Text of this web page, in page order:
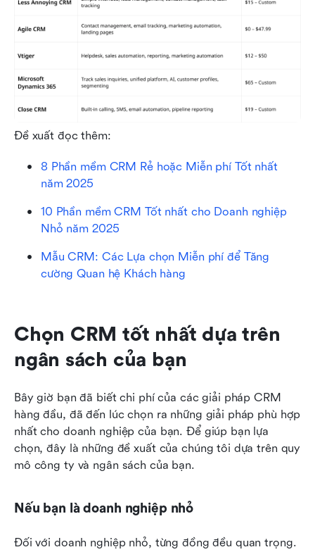
Đề xuất đọc thêm:
8 Phần mềm CRM Rẻ hoặc Miễn phí Tốt nhất
năm 2025
10 Phần mềm CRM Tốt nhất cho Doanh nghiệp
Nhỏ năm 2025
Mẫu CRM: Các Lựa chọn Miễn phí để Tăng
cường Quan hệ Khách hàng
Chọn CRM tốt nhất dựa trên
ngân sách của bạn
Bây giờ bạn đã biết chi phí của các giải pháp CRM
hàng đầu, đã đến lúc chọn ra những giải pháp phù hợp
nhất cho doanh nghiệp của bạn. Để giúp bạn lựa
chọn, đây là những đề xuất của chúng tôi dựa trên quy
mô công ty và ngân sách của bạn.
Nếu bạn là doanh nghiệp nhỏ
Đối với doanh nghiệp nhỏ, từng đồng đều quan trọng.